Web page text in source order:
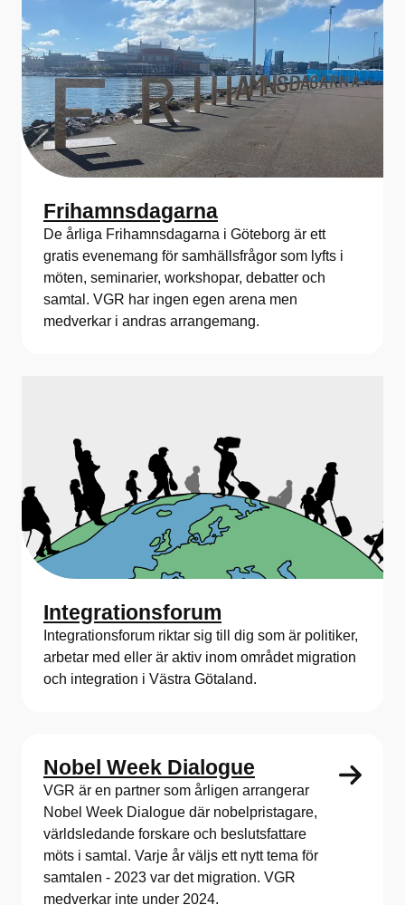
Frihamnsdagarna
De årliga Frihamnsdagarna i Göteborg är ett
gratis evenemang för samhällsfrågor som lyfts i
möten, seminarier, workshopar, debatter och
samtal. VGR har ingen egen arena men
medverkar i andras arrangemang.
Integrationsforum
Integrationsforum riktar sig till dig som är politiker,
arbetar med eller är aktiv inom området migration
och integration i Västra Götaland.
Nobel Week Dialogue
VGR är en partner som årligen arrangerar
Nobel Week Dialogue där nobelpristagare,
världsledande forskare och beslutsfattare
möts i samtal. Varje år väljs ett nytt tema för
samtalen - 2023 var det migration. VGR
medverkar inte under 2024.